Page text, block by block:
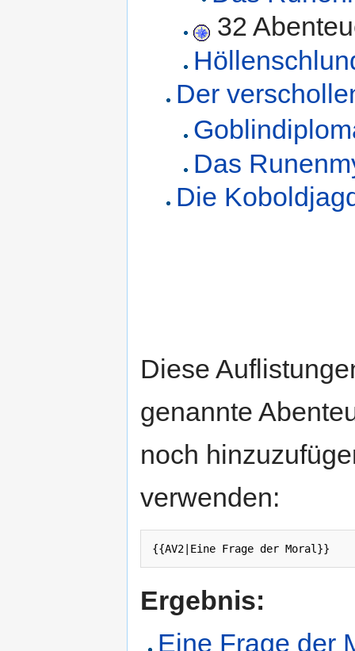
32
Der
Das
Die
Diese
genannte
noch
verwenden:
Ergebnis:
Eine Frage der